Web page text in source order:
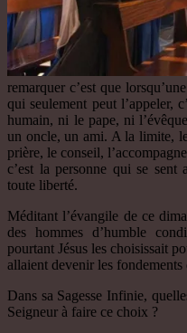
remarquer c’est que
qui seulement peut l’appeler,
humain, ni le pape, ni
un oncle, un ami. A la limite,
prière, le conseil,
c’est la personne qui se
toute liberté.
Méditant l’évangile de ce
des hommes d’humble
pourtant Jésus les choisissait
allaient devenir les fondements
Dans sa Sagesse Infinie,
Seigneur à faire ce choix ?